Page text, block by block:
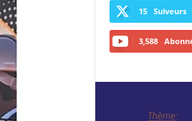
15 Suiveurs
3,588